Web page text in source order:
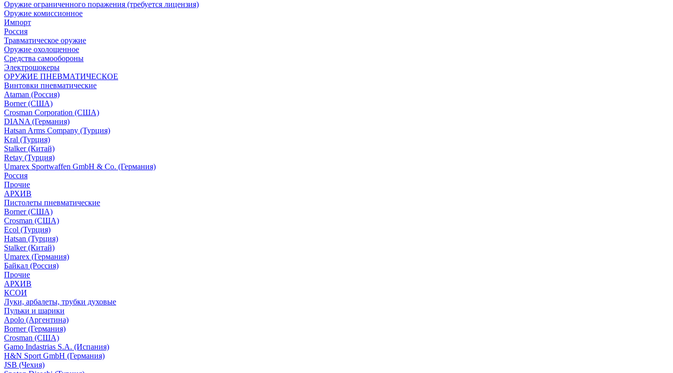
Оружие ограниченного поражения (требуется лицензия)
Оружие комиссионное
Импорт
Россия
Травматическое оружие
Оружие охолощенное
Средства самообороны
Электрошокеры
ОРУЖИЕ ПНЕВМАТИЧЕСКОЕ
Винтовки пневматические
Ataman (Россия)
Borner (США)
Crosman Corporation (США)
DIANA (Германия)
Hatsan Arms Company (Турция)
Kral (Турция)
Stalker (Китай)
Retay (Турция)
Umarex Sportwaffen GmbH & Co. (Германия)
Россия
Прочие
АРХИВ
Пистолеты пневматические
Borner (США)
Crosman (США)
Ecol (Турция)
Hatsan (Турция)
Stalker (Китай)
Umarex (Германия)
Байкал (Россия)
Прочие
АРХИВ
КСОИ
Луки, арбалеты, трубки духовые
Пульки и шарики
Apolo (Аргентина)
Borner (Германия)
Crosman (США)
Gamo Indastrias S.A. (Испания)
H&N Sport GmbH (Германия)
JSB (Чехия)